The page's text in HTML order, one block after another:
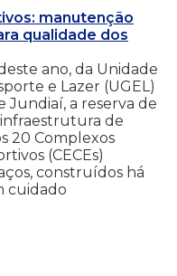
manutenção
qualidade dos
ano, da Unidade
e Lazer (UGEL)
Jundiaí, a reserva de
infraestrutura de
20 Complexos
(CECEs)
construídos há
cuidado